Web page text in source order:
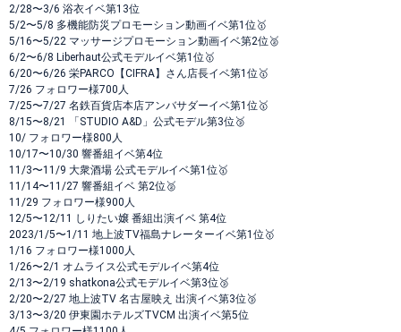
2/28〜3/6 浴衣イベ第13位
5/2〜5/8 多機能防災プロモーション動画イベ第1位🥇
5/16〜5/22 マッサージプロモーション動画イベ第2位🥈
6/2〜6/8 Liberhaut公式モデルイベ第1位🥇
6/20〜6/26 栄PARCO【CIFRA】さん店長イベ第1位🥇
7/26 フォロワー様700人
7/25〜7/27 名鉄百貨店本店アンバサダーイベ第1位🥇
8/15〜8/21 「STUDIO A&D」公式モデル第3位🥉
10/ フォロワー様800人
10/17〜10/30 響番組イベ第4位
11/3〜11/9 大衆酒場 公式モデルイベ第1位🥇
11/14〜11/27 響番組イベ 第2位🥈
11/29 フォロワー様900人
12/5〜12/11 しりたい嬢 番組出演イベ 第4位
2023/1/5〜1/11 地上波TV福島ナレーターイベ第1位🥇
1/16 フォロワー様1000人
1/26〜2/1 オムライス公式モデルイベ第4位
2/13〜2/19 shatkona公式モデルイベ第3位🥉
2/20〜2/27 地上波TV 名古屋映え 出演イベ第3位🥉
3/13〜3/20 伊東園ホテルズTVCM 出演イベ第5位